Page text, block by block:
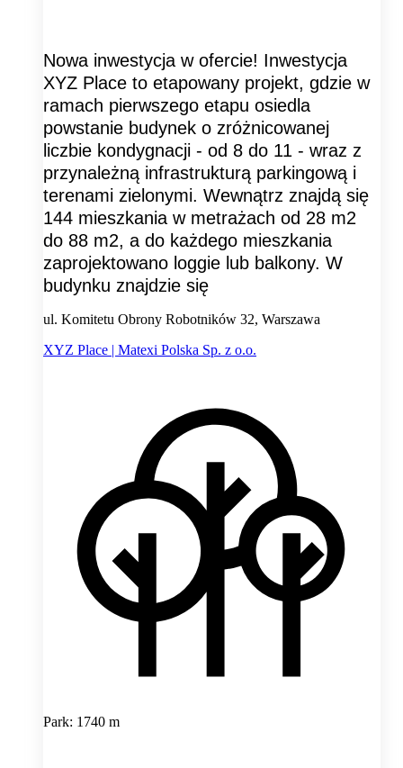
Nowa inwestycja w ofercie! Inwestycja
XYZ Place to etapowany projekt, gdzie w
ramach pierwszego etapu osiedla
powstanie budynek o zróżnicowanej
liczbie kondygnacji - od 8 do 11 - wraz z
przynależną infrastrukturą parkingową i
terenami zielonymi. Wewnątrz znajdą się
144 mieszkania w metrażach od 28 m2
do 88 m2, a do każdego mieszkania
zaprojektowano loggie lub balkony. W
budynku znajdzie się
ul. Komitetu Obrony Robotników 32, Warszawa
XYZ Place | Matexi Polska Sp. z o.o.
Park: 1740 m